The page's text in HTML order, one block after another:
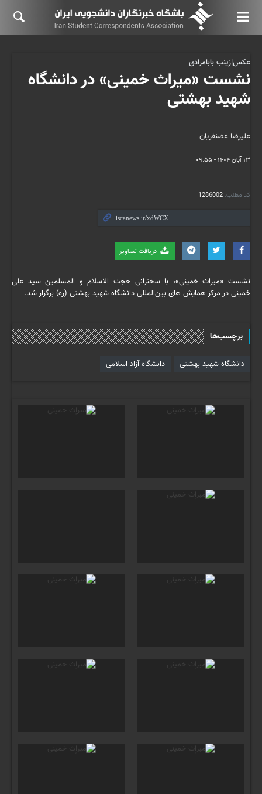
علیرضا غضنفریان
۱۳ آبان ۱۴۰۴ - ۰۹:۵۵
کد مطلب: 1286002
دریافت تصاویر
عکس|زینب بابامرادی
نشست «میراث خمینی» در دانشگاه
شهید بهشتی
نشست «میراث خمینی»، با سخنرانی حجت الاسلام و المسلمین سید علی
خمینی در مرکز همایش های بین‌المللی دانشگاه شهید بهشتی (ره) برگزار شد.
برچسب‌ها
دانشگاه شهید بهشتی دانشگاه آزاد اسلامی